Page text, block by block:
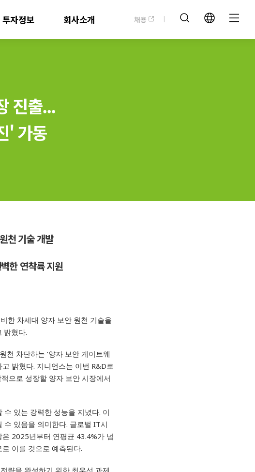
투자정보 회사소개 채용
진출...
' 가동
천 기술 개발
한 연착륙 지원
한 차세대 양자 보안 원천 기술을
밝혔다.
천 차단하는 ‘양자 보안 게이트웨
고 밝혔다. 지니언스는 이번 R&D로
으로 성장할 양자 보안 시장에서
있는 강력한 성능을 지녔다. 이
수 있음을 의미한다. 글로벌 IT시
2025년부터 연평균 43.4%가 넘
이를 것으로 예측된다.
전략을 완성하기 위한 최우선 과제